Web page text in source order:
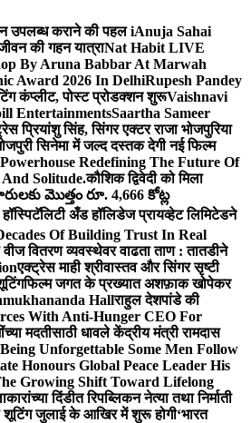
उपलब्ध कराने की पहल iAnuja Sahai
की गहन यात्राNat Habit LIVE
By Aruna Babbar At Marwah
Award 2026 In DelhiRupesh Pandey
कंप्लीट, पोस्ट प्रोडक्शन शुरूVaishnavi
EntertainmentsSaartha Sameer
प्रियांशु सिंह, सिंगर एक्टर राजा भोजपुरिया
सिनेमा में जल्द दस्तक देगी नई फिल्म
Redefining The Future Of
Solitude.कौशिक द्विवेदी को मिला
మొత్తం రూ. 4,666 కోట్ల
अँड हॉलिडेज प्रायव्हेट लिमिटेडने
Of Building Trust In Real
वीज वितरण व्यवस्थेवर वाढता ताण : तातडीने
एक्ट्रेस माही श्रीवास्तव और सिंगर सृष्टी
फिल्म जगत के प्रख्यात अशफ़ाक खोपेकर
Hallराहुल देशपांडे की
With Anti-Hunger CEO For
मदतीसाठी धावले केंद्रीय मंत्री रामदास
Unforgettable Some Men Follow
Honours Global Peace Leader His
Growing Shift Toward Lifelong
दिंडीत रिपब्लिकन नेत्या तथा निर्माती
शूटिंग जुलाई के आखिर में शुरू होगी‘भारत